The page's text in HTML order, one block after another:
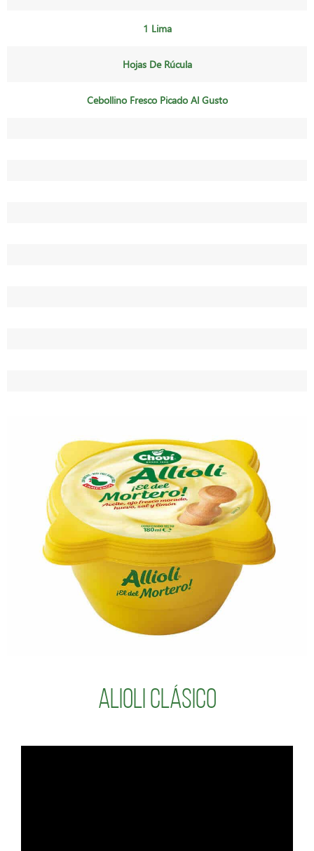
1 Lima
Hojas De Rúcula
Cebollino Fresco Picado Al Gusto
Alioli Clásico